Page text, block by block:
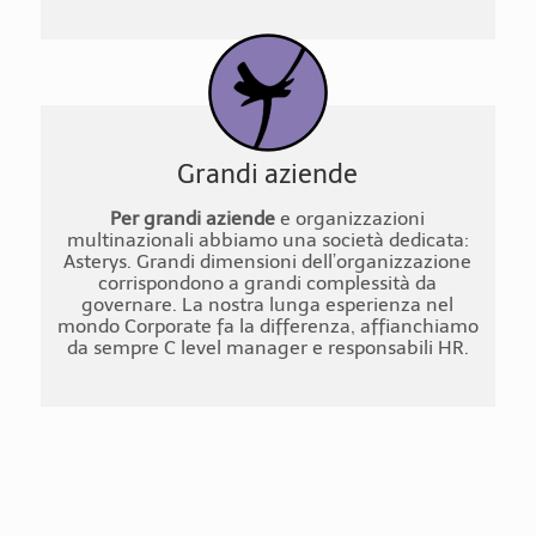
Grandi aziende
Per grandi aziende e organizzazioni
multinazionali abbiamo una società dedicata:
Asterys. Grandi dimensioni dell’organizzazione
corrispondono a grandi complessità da
governare. La nostra lunga esperienza nel
mondo Corporate fa la differenza, affianchiamo
da sempre C level manager e responsabili HR.